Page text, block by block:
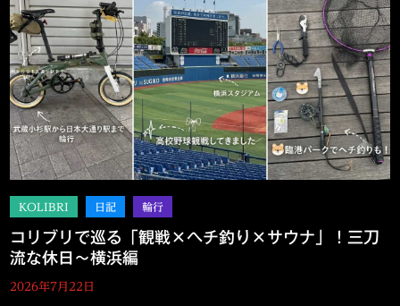
コリブリで巡る「観戦×ヘチ釣り×サウナ」！三刀
流な休日～横浜編
2026年7月22日